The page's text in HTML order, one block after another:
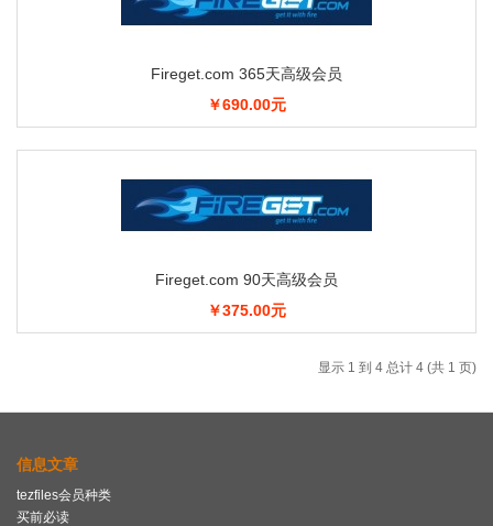
Fireget.com 365天高级会员
￥690.00元
Fireget.com 90天高级会员
￥375.00元
显示 1 到 4 总计 4 (共 1 页)
信息文章
tezfiles会员种类
买前必读